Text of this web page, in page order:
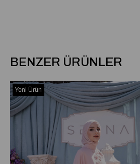
BENZER ÜRÜNLER
Yeni Ürün